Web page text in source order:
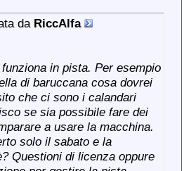
da RiccAlfa
in pista. Per esempio
di baruccana cosa dovrei
che ci sono i calandari
se sia possibile fare dei
a usare la macchina.
solo il sabato e la
Questioni di licenza oppure